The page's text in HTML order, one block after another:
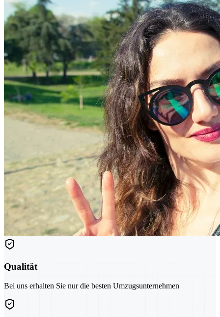
Qualität
Bei uns erhalten Sie nur die besten Umzugsunternehmen